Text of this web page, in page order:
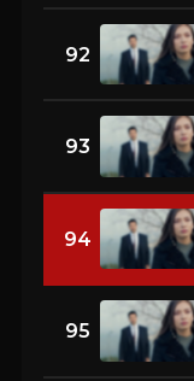
92
93
94
95